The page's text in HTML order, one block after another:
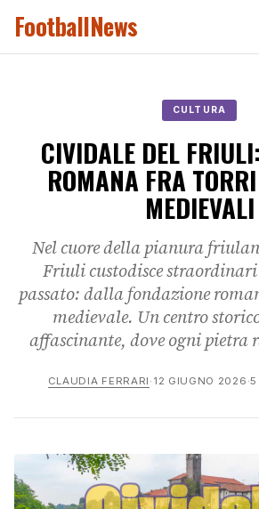
FootballNews
CULTURA
CIVIDALE DEL
ROMANA FRA
MEDIEVALI
Nel cuore della pianura
Friuli custodisce
passato: dalla fondazione
medievale. Un centro
affascinante, dove ogni pietra
CLAUDIA FERRARI · 12 GIUGNO 2026 ·5